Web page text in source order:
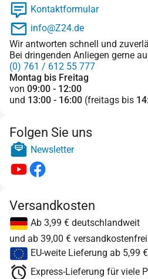
Kontaktformular
info@Z24.de
Wir antworten schnell und
Bei dringenden Anliegen gerne
(0) 761 / 612 55 777
Montag bis Freitag
von 09:00 - 12:00
und 13:00 - 16:00 (freitags bis
Folgen Sie uns
Newsletter
Versandkosten
Ab 3,99 € deutschlandweit
und ab 39,00 €
EU-weite Lieferung ab 5,99
Express-Lieferung für viele